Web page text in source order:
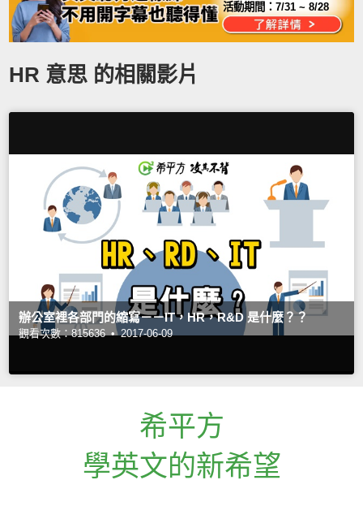
活動期間：7/31 ~ 8/28
HR 意思 的相關影片
辦公室裡各部門的縮寫－－IT，HR，R&D 是什麼？？
觀看次數：815636 • 2017-06-09
希平方
學英文的新希望